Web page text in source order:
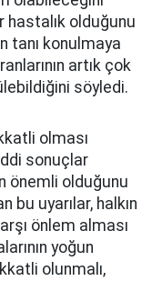
hastalık olduğunu
tanı konulmaya
artık çok
söyledi.
olması
sonuçlar
önemli olduğunu
bu uyarılar, halkın
önlem alması
yoğun
olunmalı,